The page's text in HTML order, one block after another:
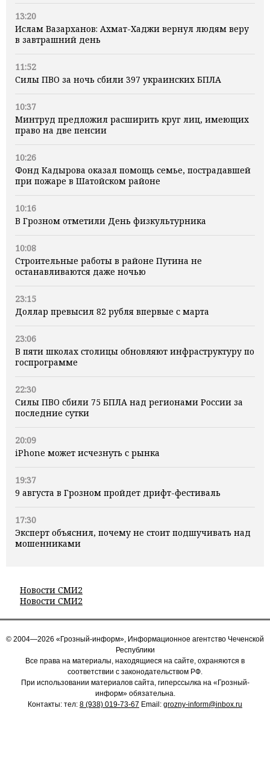
13:20
Ислам Вазарханов: Ахмат-Хаджи вернул людям веру
в завтрашний день
11:52
Силы ПВО за ночь сбили 397 украинских БПЛА
10:37
Минтруд предложил расширить круг лиц, имеющих
право на две пенсии
10:26
Фонд Кадырова оказал помощь семье, пострадавшей
при пожаре в Шатойском районе
10:16
В Грозном отметили День физкультурника
10:08
Строительные работы в районе Путина не
останавливаются даже ночью
23:15
Доллар превысил 82 рубля впервые с марта
23:06
В пяти школах столицы обновляют инфраструктуру по
госпрограмме
22:30
Силы ПВО сбили 75 БПЛА над регионами России за
последние сутки
20:09
iPhone может исчезнуть с рынка
19:37
9 августа в Грозном пройдет дрифт-фестиваль
17:30
Эксперт объяснил, почему не стоит подшучивать над
мошенниками
Новости СМИ2
Новости СМИ2
© 2004—2026 «Грозный-информ», Информационное агентство Чеченской
Республики
Все права на материалы, находящиеся на сайте, охраняются в
соответствии с законодательством РФ.
При использовании материалов сайта, гиперссылка на «Грозный-
информ» обязательна.
Контакты: тел: 8 (938) 019-73-67 Email: grozny-inform@inbox.ru